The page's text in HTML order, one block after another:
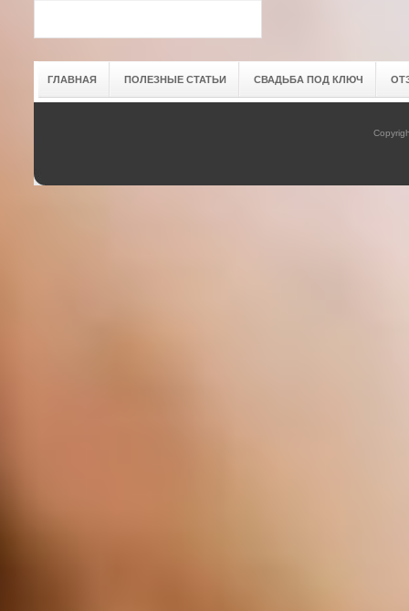
ГЛАВНАЯ ПОЛЕЗНЫЕ СТАТЬИ СВАДЬБА ПОД КЛЮЧ